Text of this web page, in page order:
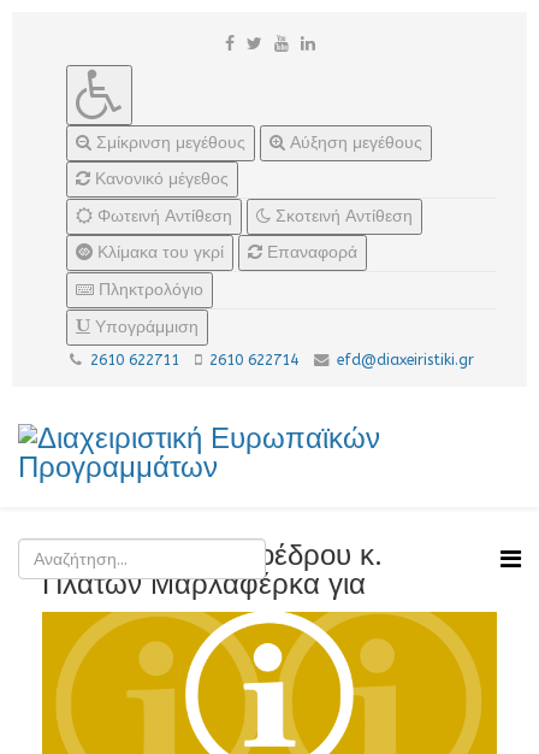
Σμίκρινση μεγέθους
Αύξηση μεγέθους
Κανονικό μέγεθος
Φωτεινή Αντίθεση
Σκοτεινή Αντίθεση
Κλίμακα του γκρί
Επαναφορά
Πληκτρολόγιο
Υπογράμμιση
2610 622711 2610 622714 efd@diaxeiristiki.gr
Επιστολή του Προέδρου κ.
Πλάτων Μαρλαφέρκα για